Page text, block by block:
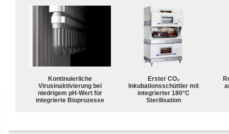
Kontinuierliche
Virusinaktivierung bei
niedrigem pH-Wert für
integrierte Bioprozesse
Erster CO₂
Inkubationsschüttler mit
integrierter 180°C
Sterilisation